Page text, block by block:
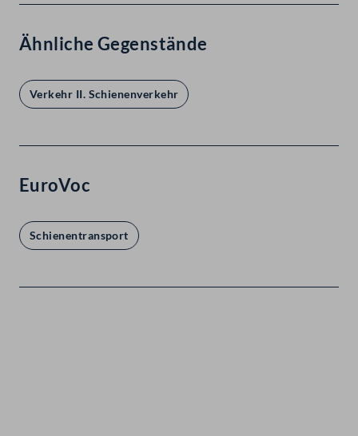
Ähnliche Gegenstände
Verkehr II. Schienenverkehr
EuroVoc
Schienentransport